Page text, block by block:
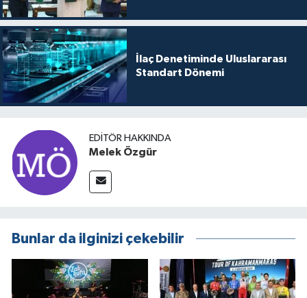
İlaç Denetiminde Uluslararası
Standart Dönemi
EDITÖR HAKKINDA
Melek Özgür
Bunlar da ilginizi çekebilir